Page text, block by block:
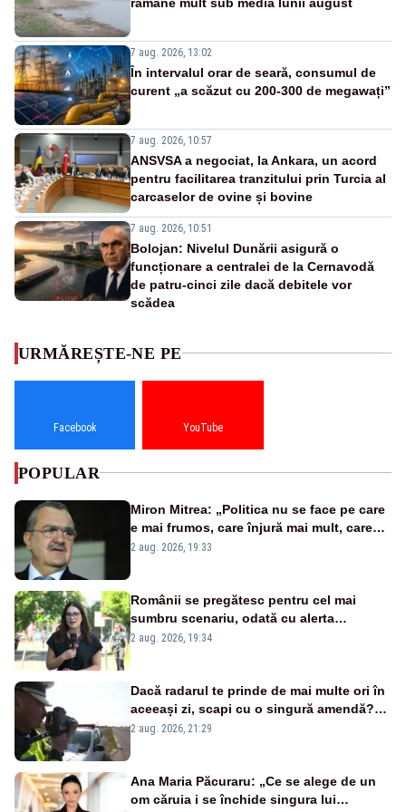
7 aug. 2026, 13:02
În intervalul orar de seară, consumul de
curent „a scăzut cu 200-300 de megawați”
7 aug. 2026, 10:57
ANSVSA a negociat, la Ankara, un acord
pentru facilitarea tranzitului prin Turcia al
carcaselor de ovine și bovine
7 aug. 2026, 10:51
Bolojan: Nivelul Dunării asigură o
funcționare a centralei de la Cernavodă
de patru-cinci zile dacă debitele vor
scădea
URMĂREȘTE-NE PE
Facebook YouTube
POPULAR
Miron Mitrea: „Politica nu se face pe care
e mai frumos, care înjură mai mult, care
țipă mai tare, ci pe proiecte”
2 aug. 2026, 19:33
Românii se pregătesc pentru cel mai
sumbru scenariu, odată cu alerta
energetică
2 aug. 2026, 19:34
Dacă radarul te prinde de mai multe ori în
aceeași zi, scapi cu o singură amendă?
Ce spune legea
2 aug. 2026, 21:29
Ana Maria Păcuraru: „Ce se alege de un
om căruia i se închide singura lui